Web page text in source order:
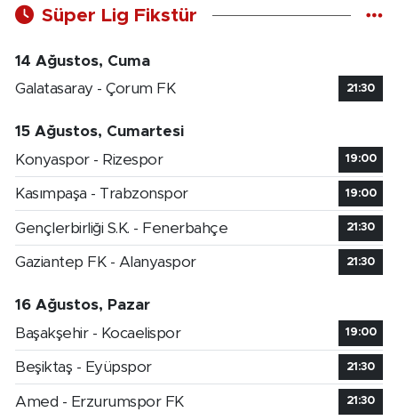
Süper Lig Fikstür
14 Ağustos, Cuma
Galatasaray - Çorum FK
21:30
15 Ağustos, Cumartesi
Konyaspor - Rizespor
19:00
Kasımpaşa - Trabzonspor 19:00
Gençlerbirliği S.K. - Fenerbahçe 21:30
Gaziantep FK - Alanyaspor 21:30
16 Ağustos, Pazar
Başakşehir - Kocaelispor
19:00
Beşiktaş - Eyüpspor 21:30
Amed - Erzurumspor FK 21:30